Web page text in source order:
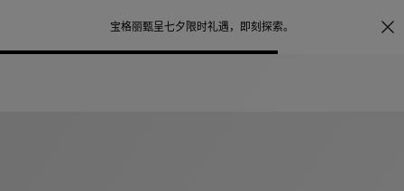
宝格丽甄呈七夕限时礼遇， 即刻探索。